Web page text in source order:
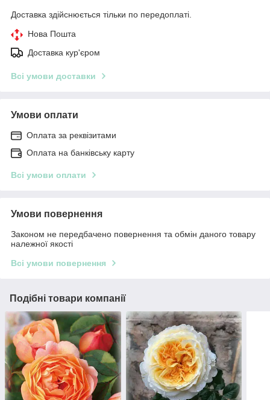
Доставка здійснюється тільки по передоплаті.
Нова Пошта
Доставка кур'єром
Всі умови доставки
Умови оплати
Оплата за реквізитами
Оплата на банківську карту
Всі умови оплати
Умови повернення
Законом не передбачено повернення та обмін даного товару
належної якості
Всі умови повернення
Подібні товари компанії